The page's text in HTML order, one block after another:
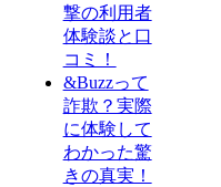
撃の利用者
体験談と口
コミ！
&Buzzって
詐欺？実際
に体験して
わかった驚
きの真実！